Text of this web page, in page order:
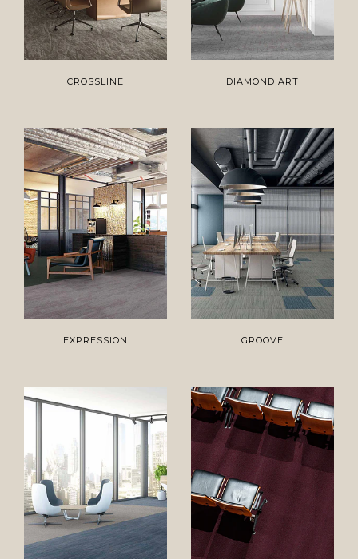
CROSSLINE DIAMOND ART
EXPRESSION GROOVE